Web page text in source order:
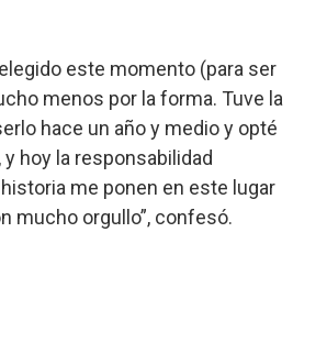
este momento (para ser
menos por la forma. Tuve la
hace un año y medio y opté
hoy la responsabilidad
me ponen en este lugar
mucho orgullo”, confesó.